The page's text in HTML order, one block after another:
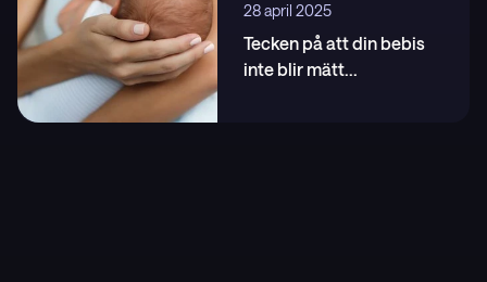
28 april 2025
Tecken på att din bebis
inte blir mätt...